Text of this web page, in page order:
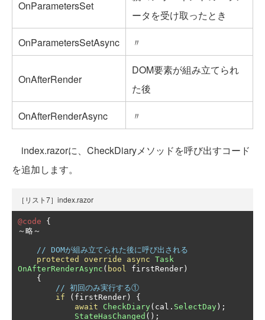
OnParametersSet
ータを受け取ったとき
OnParametersSetAsync
〃
OnAfterRender
DOM要素が組み立てられ
た後
OnAfterRenderAsync
〃
index.razorに、CheckDiaryメソッドを呼び出すコード
を追加します。
［リスト7］index.razor
@code
{
～略～
// DOMが組み立てられた後に呼び出される
protected
override async Task
OnAfterRenderAsync ( bool firstRender )
{
// 初回のみ実行する①
if
( firstRender )
{
await
CheckDiary( cal . SelectDay );
StateHasChanged ();